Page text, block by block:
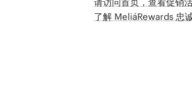
了解 MeliáRewards 忠